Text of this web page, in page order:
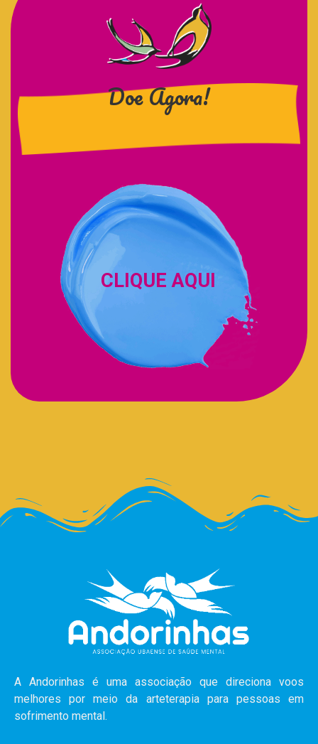
Doe Agora!
CLIQUE AQUI
A Andorinhas é uma associação que direciona voos
melhores por meio da arteterapia para pessoas em
sofrimento mental.